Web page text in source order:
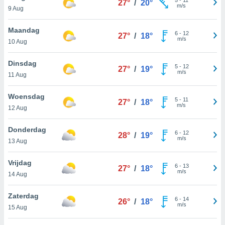
zien. U
en kunt
op elk
te klikken
onder
van
dat geval
u dat
die
9 Aug
27° / 20°
m/s
Maandag
10 Aug
27° / 18° 6- 12
m/s
Dinsdag
11 Aug
27° / 19° 5- 12
m/s
Woensdag
12 Aug
27° / 18° 5- 11
m/s
Donderdag
13 Aug
28° / 19° 6- 12
m/s
Vrijdag
14 Aug
27° / 18° 6- 13
m/s
Zaterdag
15 Aug
26° / 18° 6- 14
m/s